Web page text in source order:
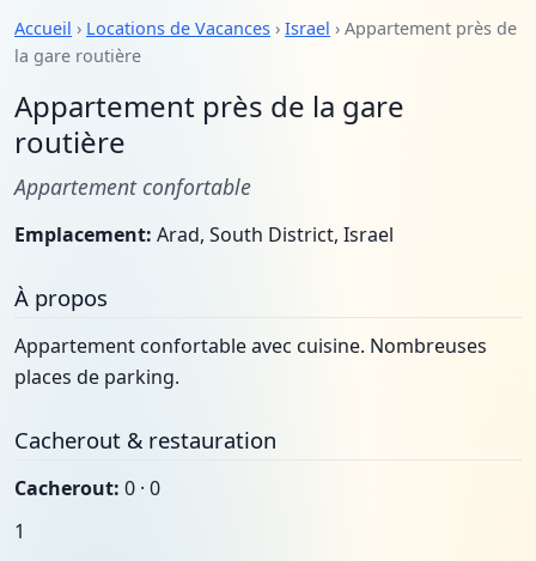
Accueil › Locations de Vacances › Israel › Appartement près de
la gare routière
Appartement près de la gare
routière
Appartement confortable
Emplacement: Arad, South District, Israel
À propos
Appartement confortable avec cuisine. Nombreuses
places de parking.
Cacherout & restauration
Cacherout: 0 · 0
1